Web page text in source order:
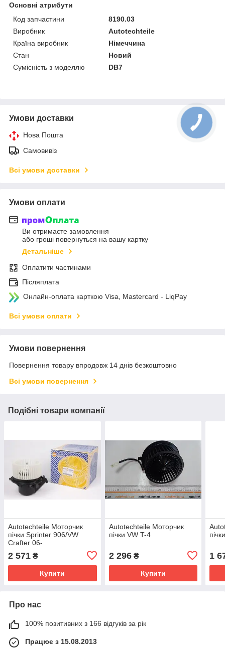
Основні атрибути
Код запчастини
8190.03
Виробник
Autotechteile
Країна виробник
Німеччина
Стан
Новий
Сумісність з моделлю
DB7
Умови доставки
Нова Пошта
Самовивіз
Всі умови доставки
Умови оплати
Ви отримаєте замовлення
або гроші повернуться на вашу картку
Детальніше
Оплатити частинами
Післяплата
Онлайн-оплата карткою Visa, Mastercard - LiqPay
Всі умови оплати
Умови повернення
Повернення товару впродовж 14 днів безкоштовно
Всі умови повернення
Подібні товари компанії
Autotechteile Моторчик
пічки Sprinter 906/VW
Crafter 06-
2 571 ₴
Купити
Autotechteile Моторчик
пічки VW T-4
2 296₴
Купити
1
Про нас
100% позитивних з 166 відгуків за рік
Працює з 15.08.2013